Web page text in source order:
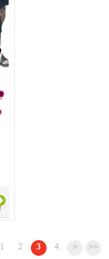
1 2 3 4 > >>